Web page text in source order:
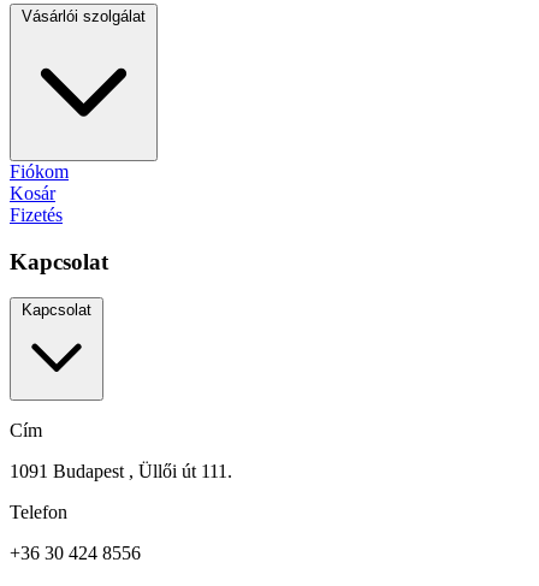
Vásárlói szolgálat
Fiókom
Kosár
Fizetés
Kapcsolat
Kapcsolat
Cím
1091 Budapest , Üllői út 111.
Telefon
+36 30 424 8556